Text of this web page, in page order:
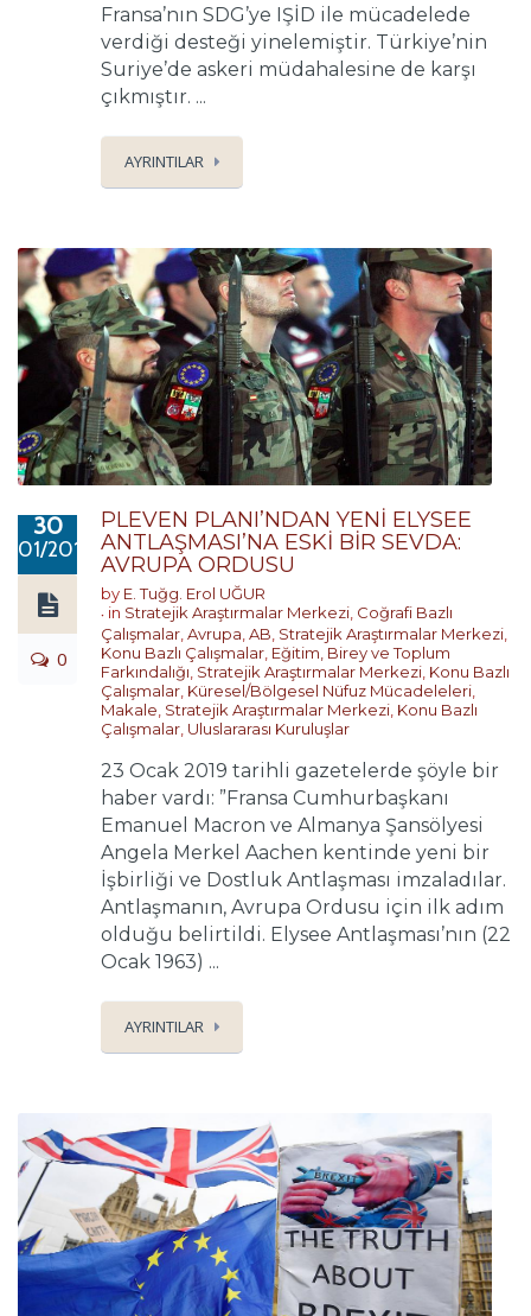
Fransa’nın SDG’ye IŞİD ile mücadelede
verdiği desteği yinelemiştir. Türkiye’nin
Suriye’de askeri müdahalesine de karşı
çıkmıştır. ...
AYRINTILAR
30
01/2019
0
PLEVEN PLANI’NDAN YENİ ELYSEE
ANTLAŞMASI’NA ESKİ BİR SEVDA:
AVRUPA ORDUSU
by E. Tuğg. Erol UĞUR
in Stratejik Araştırmalar Merkezi Coğrafi Bazlı
Çalışmalar Avrupa AB Stratejik Araştırmalar Merkezi
Konu Bazlı Çalışmalar Eğitim, Birey ve Toplum
Farkındalığı Stratejik Araştırmalar Merkezi Konu Bazlı
Çalışmalar Küresel/Bölgesel Nüfuz Mücadeleleri
Makale Stratejik Araştırmalar Merkezi Konu Bazlı
Çalışmalar Uluslararası Kuruluşlar
23 Ocak 2019 tarihli gazetelerde şöyle bir
haber vardı: ”Fransa Cumhurbaşkanı
Emanuel Macron ve Almanya Şansölyesi
Angela Merkel Aachen kentinde yeni bir
İşbirliği ve Dostluk Antlaşması imzaladılar.
Antlaşmanın, Avrupa Ordusu için ilk adım
olduğu belirtildi. Elysee Antlaşması’nın (22
Ocak 1963) ...
AYRINTILAR